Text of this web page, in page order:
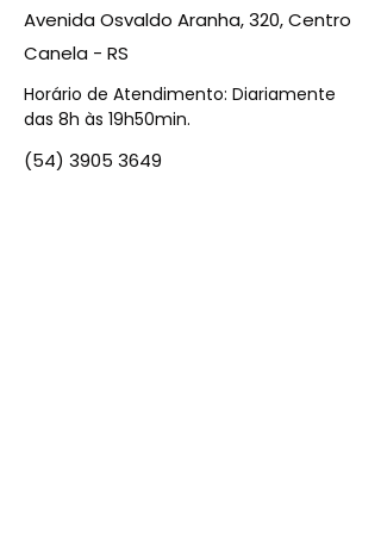
Avenida Osvaldo Aranha, 320, Centro
Canela - RS
Horário de Atendimento: Diariamente
das 8h às 19h50min.
(54) 3905 3649